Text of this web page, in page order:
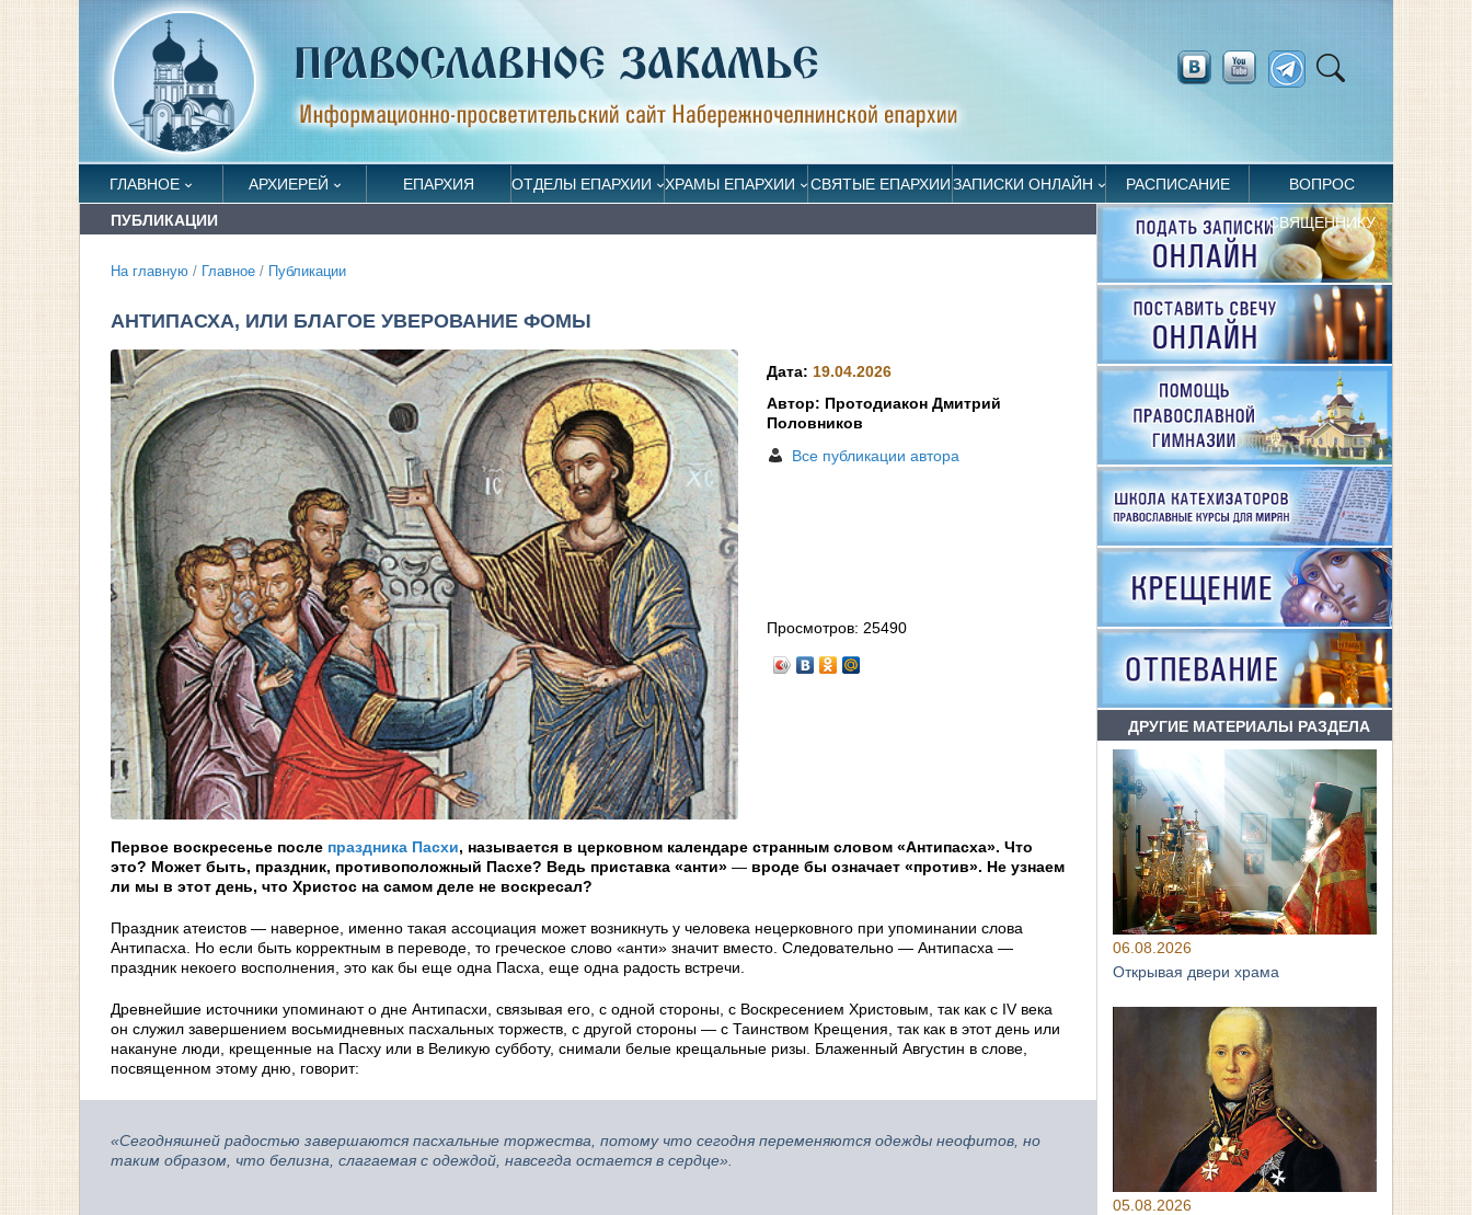
ГЛАВНОЕ АРХИЕРЕЙ ЕПАРХИЯ ОТДЕЛЫ ЕПАРХИИ ХРАМЫ ЕПАРХИИ СВЯТЫЕ ЕПАРХИИЗАПИСКИ ОНЛАЙН РАСПИСАНИЕ ВОПРОС
СВЯЩЕННИКУ
ПУБЛИКАЦИИ
На главную / Главное / Публикации
АНТИПАСХА, ИЛИ БЛАГОЕ УВЕРОВАНИЕ ФОМЫ
Дата: 19.04.2026
Автор: Протодиакон Дмитрий
Половников
Все публикации автора
Просмотров:25490
Первое воскресенье после праздника Пасхи, называется в церковном календаре странным словом «Антипасха». Что
это? Может быть, праздник, противоположный Пасхе? Ведь приставка «анти» — вроде бы означает «против». Не узнаем
ли мы в этот день, что Христос на самом деле не воскресал?
Праздник атеистов — наверное, именно такая ассоциация может возникнуть у человека нецерковного при упоминании слова
Антипасха. Но если быть корректным в переводе, то греческое слово «анти» значит вместо. Следовательно — Антипасха —
праздник некоего восполнения, это как бы еще одна Пасха, еще одна радость встречи.
Древнейшие источники упоминают о дне Антипасхи, связывая его, с одной стороны, с Воскресением Христовым, так как с IV века
он служил завершением восьмидневных пасхальных торжеств, с другой стороны — с Таинством Крещения, так как в этот день или
накануне люди, крещенные на Пасху или в Великую субботу, снимали белые крещальные ризы. Блаженный Августин в слове,
посвященном этому дню, говорит:
«Сегодняшней радостью завершаются пасхальные торжества, потому что сегодня переменяются одежды неофитов, но
таким образом, что белизна, слагаемая с одеждой, навсегда остается в сердце».
ДРУГИЕ МАТЕРИАЛЫ РАЗДЕЛА
06.08.2026
Открывая двери храма
05.08.2026